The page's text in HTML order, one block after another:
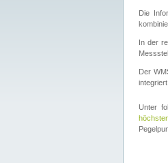
Die
In der
Der
Unter